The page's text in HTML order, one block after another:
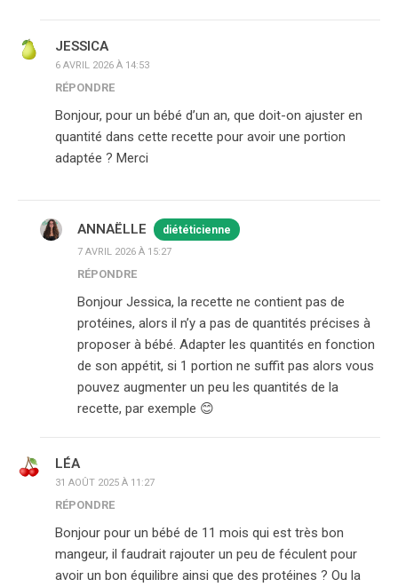
JESSICA
6 AVRIL 2026 À 14:53
RÉPONDRE
Bonjour, pour un bébé d’un an, que doit-on ajuster en
quantité dans cette recette pour avoir une portion
adaptée ? Merci
ANNAËLLE diététicienne
7 AVRIL 2026 À 15:27
RÉPONDRE
Bonjour Jessica, la recette ne contient pas de
protéines, alors il n’y a pas de quantités précises à
proposer à bébé. Adapter les quantités en fonction
de son appétit, si 1 portion ne suffit pas alors vous
pouvez augmenter un peu les quantités de la
recette, par exemple 😊
LÉA
31 AOÛT 2025 À 11:27
RÉPONDRE
Bonjour pour un bébé de 11 mois qui est très bon
mangeur, il faudrait rajouter un peu de féculent pour
avoir un bon équilibre ainsi que des protéines ? Ou la